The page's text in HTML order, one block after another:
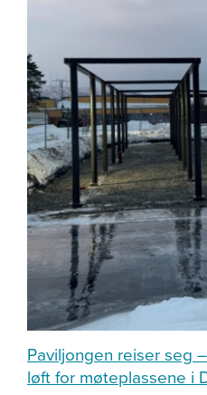
Paviljongen reiser seg
løft for møteplassene i